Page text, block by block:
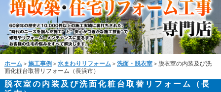
ホーム ＞ 施工事例 ＞ 水まわりリフォーム ＞ 洗面・脱衣室＞脱衣室の内装及び洗
面化粧台取替リフォーム（長浜市）
脱衣室の内装及び洗面化粧台取替リフォーム（長